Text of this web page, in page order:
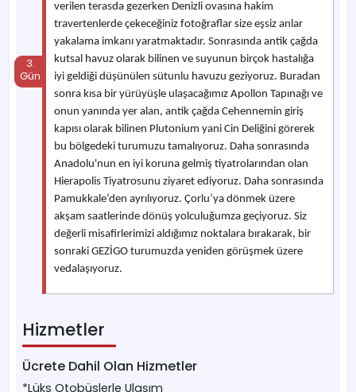
verilen terasda gezerken Denizli ovasına hakim
travertenlerde çekeceğiniz fotoğraflar size eşsiz anlar
yakalama imkanı yaratmaktadır. Sonrasında antik çağda
kutsal havuz olarak bilinen ve suyunun birçok hastalığa
iyi geldiği düşünülen sütunlu havuzu geziyoruz. Buradan
sonra kısa bir yürüyüşle ulaşacağımız Apollon Tapınağı ve
onun yanında yer alan, antik çağda Cehennemin giriş
kapısı olarak bilinen Plutonium yani Cin Deliğini görerek
bu bölgedeki turumuzu tamalıyoruz. Daha sonrasında
Anadolu'nun en iyi koruna gelmiş tiyatrolarından olan
Hierapolis Tiyatrosunu ziyaret ediyoruz. Daha sonrasında
Pamukkale’den ayrılıyoruz. Çorlu’ya dönmek üzere
akşam saatlerinde dönüş yolculuğumza geçiyoruz. Siz
değerli misafirlerimizi aldığımız noktalara bırakarak, bir
sonraki GEZİGO turumuzda yeniden görüşmek üzere
vedalaşıyoruz.
Hizmetler
Ücrete Dahil Olan Hizmetler
*Lüks Otobüslerle Ulaşım